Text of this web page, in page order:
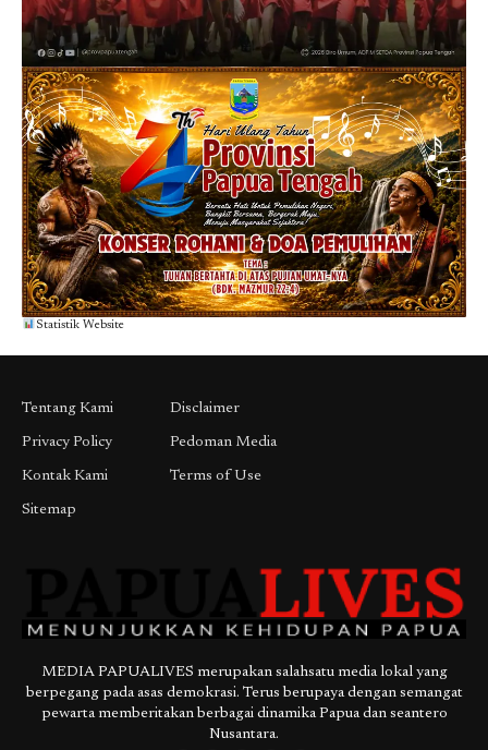
Statistik Website
Tentang Kami
Privacy Policy
Kontak Kami
Sitemap
Disclaimer
Pedoman Media
Terms of Use
MEDIA PAPUALIVES merupakan salahsatu media lokal yang
berpegang pada asas demokrasi. Terus berupaya dengan semangat
pewarta memberitakan berbagai dinamika Papua dan seantero
Nusantara.